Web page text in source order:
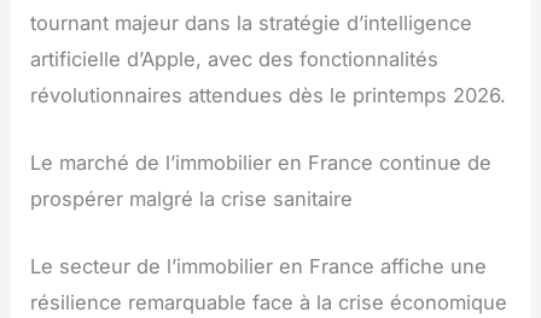
tournant majeur dans la stratégie d’intelligence
artificielle d’Apple, avec des fonctionnalités
révolutionnaires attendues dès le printemps 2026.
Le marché de l’immobilier en France continue de
prospérer malgré la crise sanitaire
Le secteur de l’immobilier en France affiche une
résilience remarquable face à la crise économique